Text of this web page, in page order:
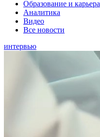
Образование и карьера
Аналитика
Видео
Все новости
интервью